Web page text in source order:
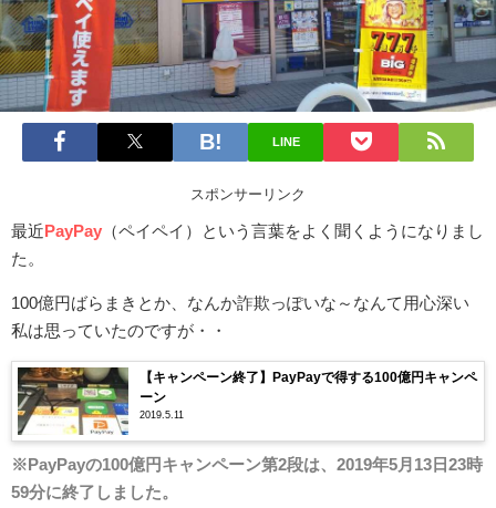
LINE
スポンサーリンク
最近PayPay （ペイペイ）という言葉をよく聞くようになりまし
た。
100億円ばらまきとか、なんか詐欺っぽいな～なんて用心深い
私は思っていたのですが・・
【キャンペーン終了】PayPayで得する100億円キャンペ
ーン
2019.5.11
※PayPayの100億円キャンペーン第2段は、2019年5月13日23時
59分に終了しました。